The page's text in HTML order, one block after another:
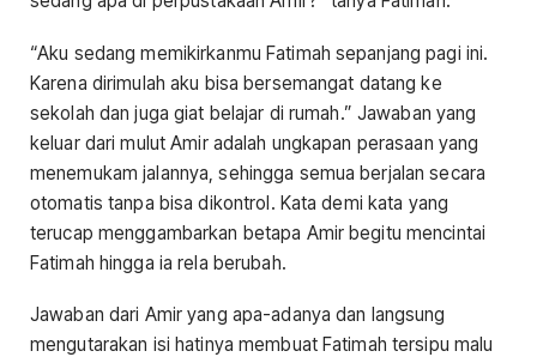
“Aku sedang memikirkanmu Fatimah sepanjang pagi ini.
Karena dirimulah aku bisa bersemangat datang ke
sekolah dan juga giat belajar di rumah.” Jawaban yang
keluar dari mulut Amir adalah ungkapan perasaan yang
menemukam jalannya, sehingga semua berjalan secara
otomatis tanpa bisa dikontrol. Kata demi kata yang
terucap menggambarkan betapa Amir begitu mencintai
Fatimah hingga ia rela berubah.
Jawaban dari Amir yang apa-adanya dan langsung
mengutarakan isi hatinya membuat Fatimah tersipu malu